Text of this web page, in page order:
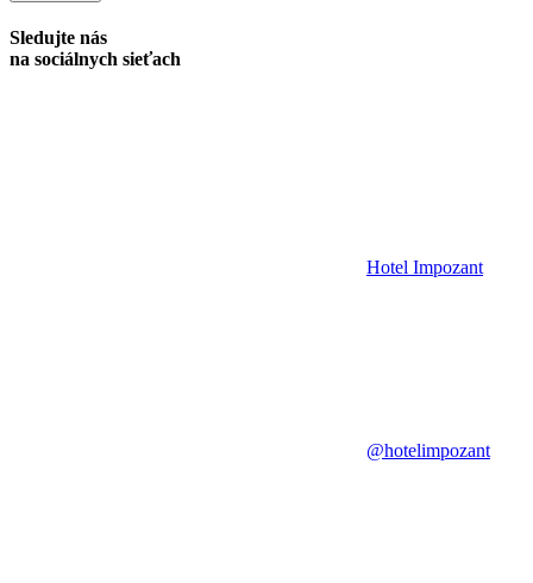
Sledujte nás
na sociálnych sieťach
Hotel Impozant
@hotelimpozant